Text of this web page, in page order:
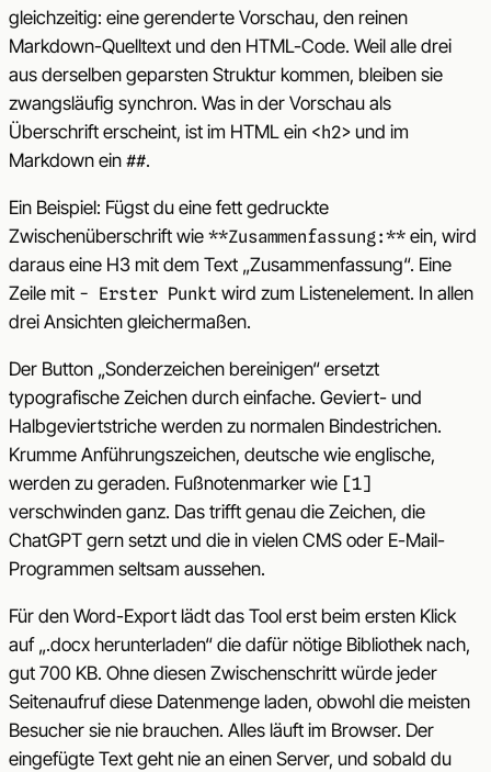
gleichzeitig: eine gerenderte Vorschau, den reinen
Markdown-Quelltext und den HTML-Code. Weil alle drei
aus derselben geparsten Struktur kommen, bleiben sie
zwangsläufig synchron. Was in der Vorschau als
Überschrift erscheint, ist im HTML ein <h2> und im
Markdown ein ##.
Ein Beispiel: Fügst du eine fett gedruckte
Zwischenüberschrift wie **Zusammenfassung:** ein, wird
daraus eine H3 mit dem Text „Zusammenfassung“. Eine
Zeile mit - Erster Punkt wird zum Listenelement. In allen
drei Ansichten gleichermaßen.
Der Button „Sonderzeichen bereinigen“ ersetzt
typografische Zeichen durch einfache. Geviert- und
Halbgeviertstriche werden zu normalen Bindestrichen.
Krumme Anführungszeichen, deutsche wie englische,
werden zu geraden. Fußnotenmarker wie [1]
verschwinden ganz. Das trifft genau die Zeichen, die
ChatGPT gern setzt und die in vielen CMS oder E-Mail-
Programmen seltsam aussehen.
Für den Word-Export lädt das Tool erst beim ersten Klick
auf „.docx herunterladen“ die dafür nötige Bibliothek nach,
gut 700 KB. Ohne diesen Zwischenschritt würde jeder
Seitenaufruf diese Datenmenge laden, obwohl die meisten
Besucher sie nie brauchen. Alles läuft im Browser. Der
eingefügte Text geht nie an einen Server, und sobald du